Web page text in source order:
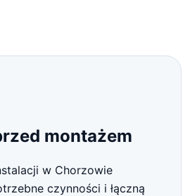
montażem
w Chorzowie
czynności i łączną